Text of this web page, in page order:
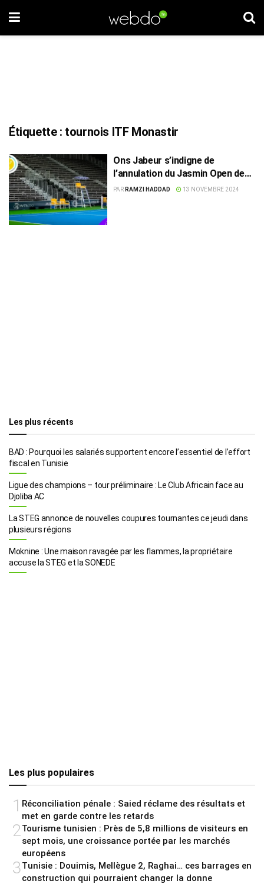
Étiquette : tournois ITF Monastir
Ons Jabeur s’indigne de
l’annulation du Jasmin Open de
Monastir
PAR RAMZI HADDAD 13 NOVEMBRE 2024
Les plus récents
BAD : Pourquoi les salariés supportent encore l’essentiel de l’effort
fiscal en Tunisie
Ligue des champions – tour préliminaire : Le Club Africain face au
Djoliba AC
La STEG annonce de nouvelles coupures tournantes ce jeudi dans
plusieurs régions
Moknine : Une maison ravagée par les flammes, la propriétaire
accuse la STEG et la SONEDE
Les plus populaires
1 Réconciliation pénale : Saied réclame des résultats et
met en garde contre les retards
2 Tourisme tunisien : Près de 5,8 millions de visiteurs en
sept mois, une croissance portée par les marchés
européens
3Tunisie : Douimis, Mellègue 2, Raghai… ces barrages en
construction qui pourraient changer la donne